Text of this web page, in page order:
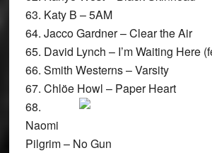
63. Katy B – 5AM
64. Jacco Gardner – Clear the Air
65. David Lynch – I’m Waiting Here
66. Smith Westerns – Varsity
67. Chlöe Howl – Paper Heart
68.
Naomi
Pilgrim – No Gun